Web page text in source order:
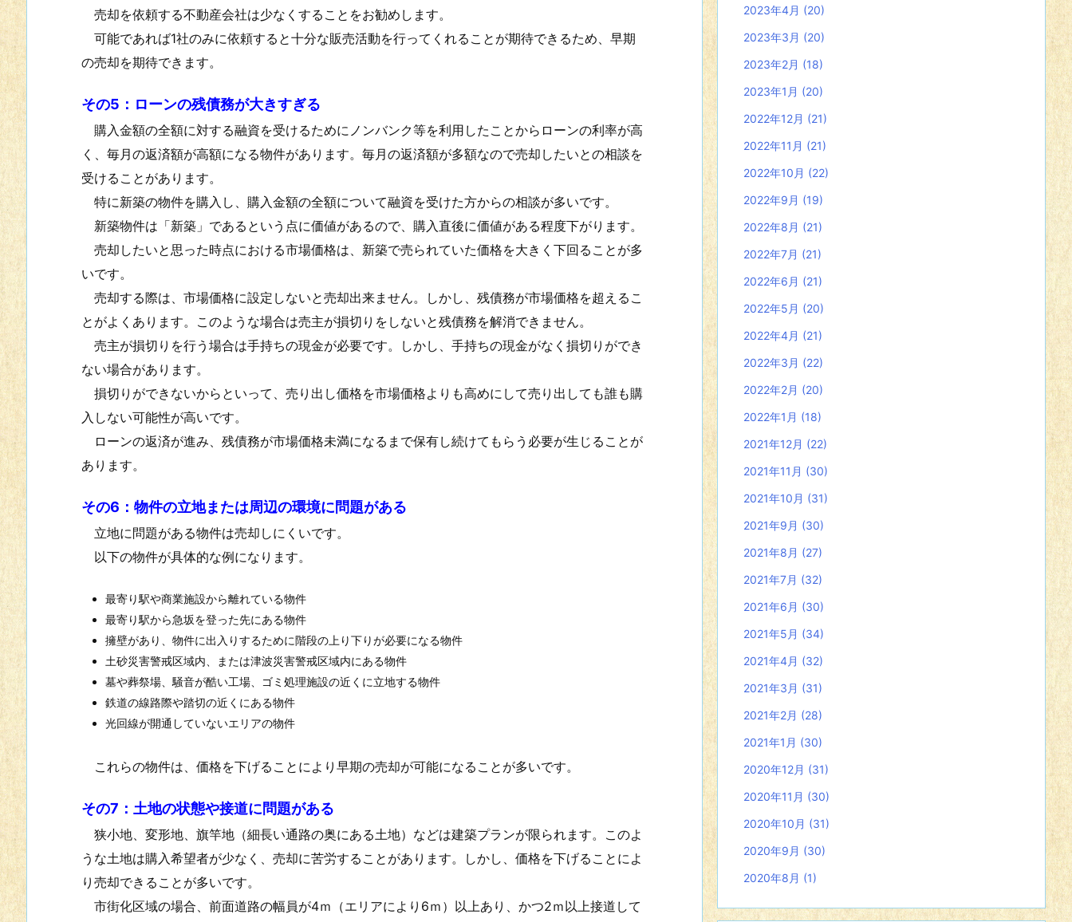
売却を依頼する不動産会社は少なくすることをお勧めします。
可能であれば1社のみに依頼すると十分な販売活動を行ってくれることが期待できるため、早期
の売却を期待できます。
その5：ローンの残債務が大きすぎる
購入金額の全額に対する融資を受けるためにノンバンク等を利用したことからローンの利率が高
く、毎月の返済額が高額になる物件があります。毎月の返済額が多額なので売却したいとの相談を
受けることがあります。
特に新築の物件を購入し、購入金額の全額について融資を受けた方からの相談が多いです。
新築物件は「新築」であるという点に価値があるので、購入直後に価値がある程度下がります。
売却したいと思った時点における市場価格は、新築で売られていた価格を大きく下回ることが多
いです。
売却する際は、市場価格に設定しないと売却出来ません。しかし、残債務が市場価格を超えるこ
とがよくあります。このような場合は売主が損切りをしないと残債務を解消できません。
売主が損切りを行う場合は手持ちの現金が必要です。しかし、手持ちの現金がなく損切りができ
ない場合があります。
損切りができないからといって、売り出し価格を市場価格よりも高めにして売り出しても誰も購
入しない可能性が高いです。
ローンの返済が進み、残債務が市場価格未満になるまで保有し続けてもらう必要が生じることが
あります。
その6：物件の立地または周辺の環境に問題がある
立地に問題がある物件は売却しにくいです。
以下の物件が具体的な例になります。
最寄り駅や商業施設から離れている物件
最寄り駅から急坂を登った先にある物件
擁壁があり、物件に出入りするために階段の上り下りが必要になる物件
土砂災害警戒区域内、または津波災害警戒区域内にある物件
墓や葬祭場、騒音が酷い工場、ゴミ処理施設の近くに立地する物件
鉄道の線路際や踏切の近くにある物件
光回線が開通していないエリアの物件
これらの物件は、価格を下げることにより早期の売却が可能になることが多いです。
その7：土地の状態や接道に問題がある
狭小地、変形地、旗竿地（細長い通路の奥にある土地）などは建築プランが限られます。このよ
うな土地は購入希望者が少なく、売却に苦労することがあります。しかし、価格を下げることによ
り売却できることが多いです。
市街化区域の場合、前面道路の幅員が4ｍ（エリアにより6ｍ）以上あり、かつ2ｍ以上接道して
2023年4月 (20)
2023年3月 (20)
2023年2月 (18)
2023年1月 (20)
2022年12月 (21)
2022年11月 (21)
2022年10月 (22)
2022年9月 (19)
2022年8月 (21)
2022年7月 (21)
2022年6月 (21)
2022年5月 (20)
2022年4月 (21)
2022年3月 (22)
2022年2月 (20)
2022年1月 (18)
2021年12月 (22)
2021年11月 (30)
2021年10月 (31)
2021年9月 (30)
2021年8月 (27)
2021年7月 (32)
2021年6月 (30)
2021年5月 (34)
2021年4月 (32)
2021年3月 (31)
2021年2月 (28)
2021年1月 (30)
2020年12月 (31)
2020年11月 (30)
2020年10月 (31)
2020年9月 (30)
2020年8月 (1)